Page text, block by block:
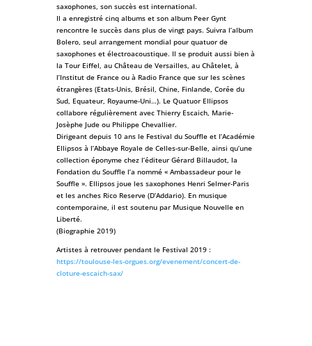
saxophones, son succès est international.
Il a enregistré cinq albums et son album Peer Gynt
rencontre le succès dans plus de vingt pays. Suivra l’album
Bolero, seul arrangement mondial pour quatuor de
saxophones et électroacoustique. Il se produit aussi bien à
la Tour Eiffel, au Château de Versailles, au Châtelet, à
l’Institut de France ou à Radio France que sur les scènes
étrangères (Etats-Unis, Brésil, Chine, Finlande, Corée du
Sud, Equateur, Royaume-Uni…). Le Quatuor Ellipsos
collabore régulièrement avec Thierry Escaich, Marie-
Josèphe Jude ou Philippe Chevallier.
Dirigeant depuis 10 ans le Festival du Souffle et l’Académie
Ellipsos à l’Abbaye Royale de Celles-sur-Belle, ainsi qu’une
collection éponyme chez l’éditeur Gérard Billaudot, la
Fondation du Souffle l’a nommé « Ambassadeur pour le
Souffle ». Ellipsos joue les saxophones Henri Selmer-Paris
et les anches Rico Reserve (D’Addario). En musique
contemporaine, il est soutenu par Musique Nouvelle en
Liberté.
(Biographie 2019)
Artistes à retrouver pendant le Festival 2019 :
https://toulouse-les-orgues.org/evenement/concert-de-
cloture-escaich-sax/